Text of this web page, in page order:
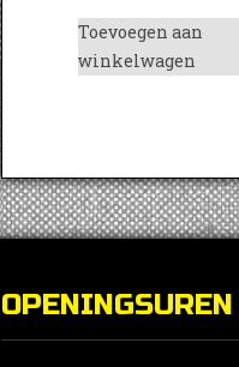
Toevoegen aan
winkelwagen
OPENINGSUREN